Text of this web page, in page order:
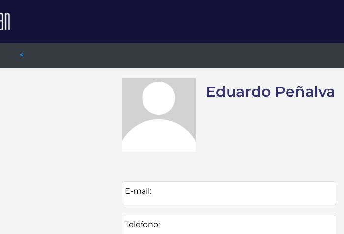
<
Eduardo Peñalva
E-mail:
Teléfono: